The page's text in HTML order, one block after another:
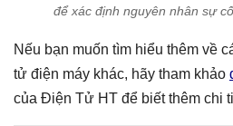
để xác định nguyên nhân sự
Nếu bạn muốn tìm hiểu thêm về
tử điện máy khác, hãy tham khảo
của Điện Tử HT để biết thêm chi